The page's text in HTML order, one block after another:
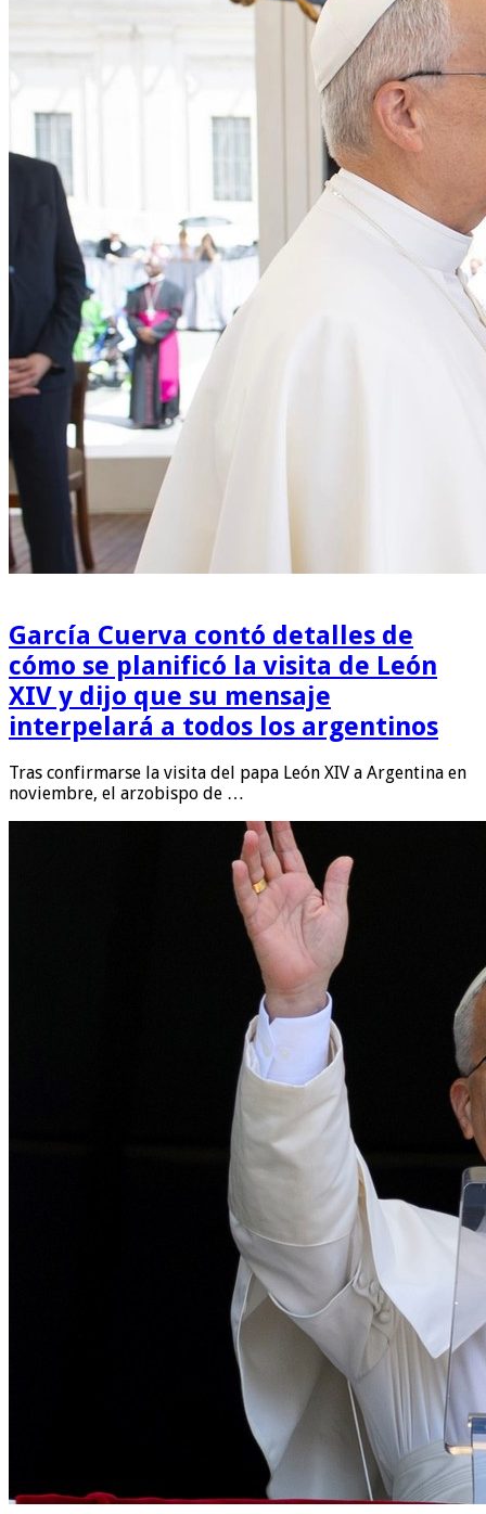
García Cuerva contó detalles de
cómo se planificó la visita de León
XIV y dijo que su mensaje
interpelará a todos los argentinos
Tras confirmarse la visita del papa León XIV a Argentina en
noviembre, el arzobispo de …